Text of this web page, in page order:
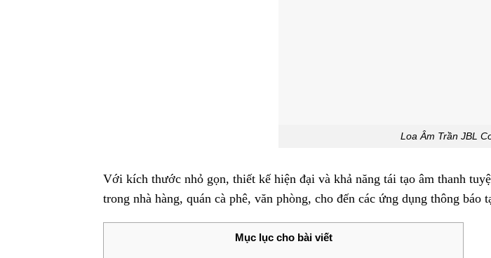
Loa Âm Trần JBL
Với kích thước nhỏ gọn, thiết kế hiện đại và khả năng tái tạo âm thanh
trong nhà hàng, quán cà phê, văn phòng, cho đến các ứng dụng thông báo
Mục lục cho bài viết